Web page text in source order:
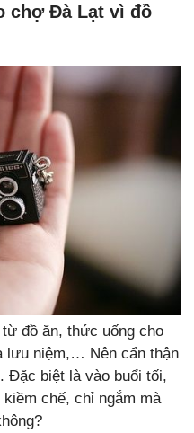
chợ Đà Lạt vì đồ
đồ ăn, thức uống cho
lưu niệm,… Nên cẩn thận
Đặc biệt là vào buổi tối,
chế, chỉ ngắm mà